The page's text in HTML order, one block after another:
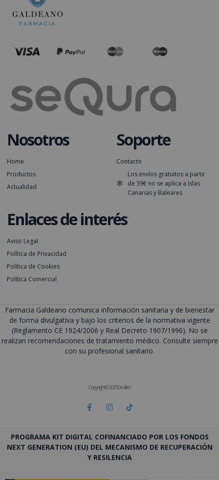
Nosotros
Home
Productos
Actualidad
Soporte
Contacto
Los envíos gratuitos a partir
de 39€ no se aplica a Islas
Canarias y Baleares
Enlaces de interés
Aviso Legal
Política de Privacidad
Política de Cookies
Política Comercial
Farmacia Galdeano comunica información sanitaria y de bienestar
de forma divulgativa y bajo los criterios de la normativa vigente
(Reglamento CE 1924/2006 y Real Decreto 1907/1996). No se
realizan recomendaciones de tratamiento médico. Consulte siempre
con su profesional sanitario.
Copyright © 2025 Deditec
PROGRAMA KIT DIGITAL COFINANCIADO POR LOS FONDOS
NEXT GENERATION (EU) DEL MECANISMO DE RECUPERACIÓN
Y RESILENCIA